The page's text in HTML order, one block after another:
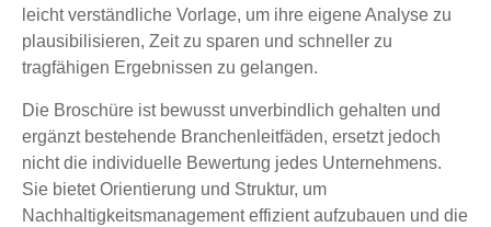
leicht verständliche Vorlage, um ihre eigene Analyse zu
plausibilisieren, Zeit zu sparen und schneller zu
tragfähigen Ergebnissen zu gelangen.
Die Broschüre ist bewusst unverbindlich gehalten und
ergänzt bestehende Branchenleitfäden, ersetzt jedoch
nicht die individuelle Bewertung jedes Unternehmens.
Sie bietet Orientierung und Struktur, um
Nachhaltigkeitsmanagement effizient aufzubauen und die